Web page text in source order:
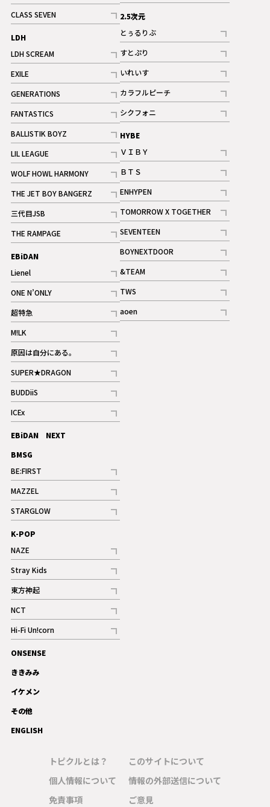
記事
CLASS SEVEN
記事
LDH
LDH SCREAM
記事
EXILE
記事
GENERATIONS
記事
FANTASTICS
記事
BALLISTIK BOYZ
記事
LIL LEAGUE
記事
WOLF HOWL HARMONY
記事
THE JET BOY BANGERZ
記事
三代目JSB
記事
THE RAMPAGE
記事
ギャラリー
EBiDAN
Lienel
記事
ONE N’ONLY
記事
超特急
記事
M!LK
記事
原因は自分にある。
記事
SUPER★DRAGON
記事
BUDDiiS
記事
ICEx
記事
EBiDAN NEXT
BMSG
BE:FIRST
記事
ギャラリー
MAZZEL
記事
ギャラリー
STARGLOW
記事
記事
2.5次元
とぅるりぶ
記事
すとぷり
記事
ギャラリー
いれいす
記事
ギャラリー
カラフルピーチ
記事
シクフォニ
記事
HYBE
ＶＩＢＹ
記事
ＢＴＳ
記事
ENHYPEN
記事
TOMORROW X TOGETHER
記事
ギャラリー
SEVENTEEN
記事
BOYNEXTDOOR
記事
&TEAM
記事
TWS
記事
aoen
記事
K-POP
NAZE
記事
Stray Kids
記事
東方神起
記事
NCT
記事
Hi-Fi Un!corn
記事
ギャラリー
ONSENSE
ききみみ
イケメン
その他
ENGLISH
トピクルとは？
個人情報について
免責事項
このサイトについて
情報の外部送信について
ご意見